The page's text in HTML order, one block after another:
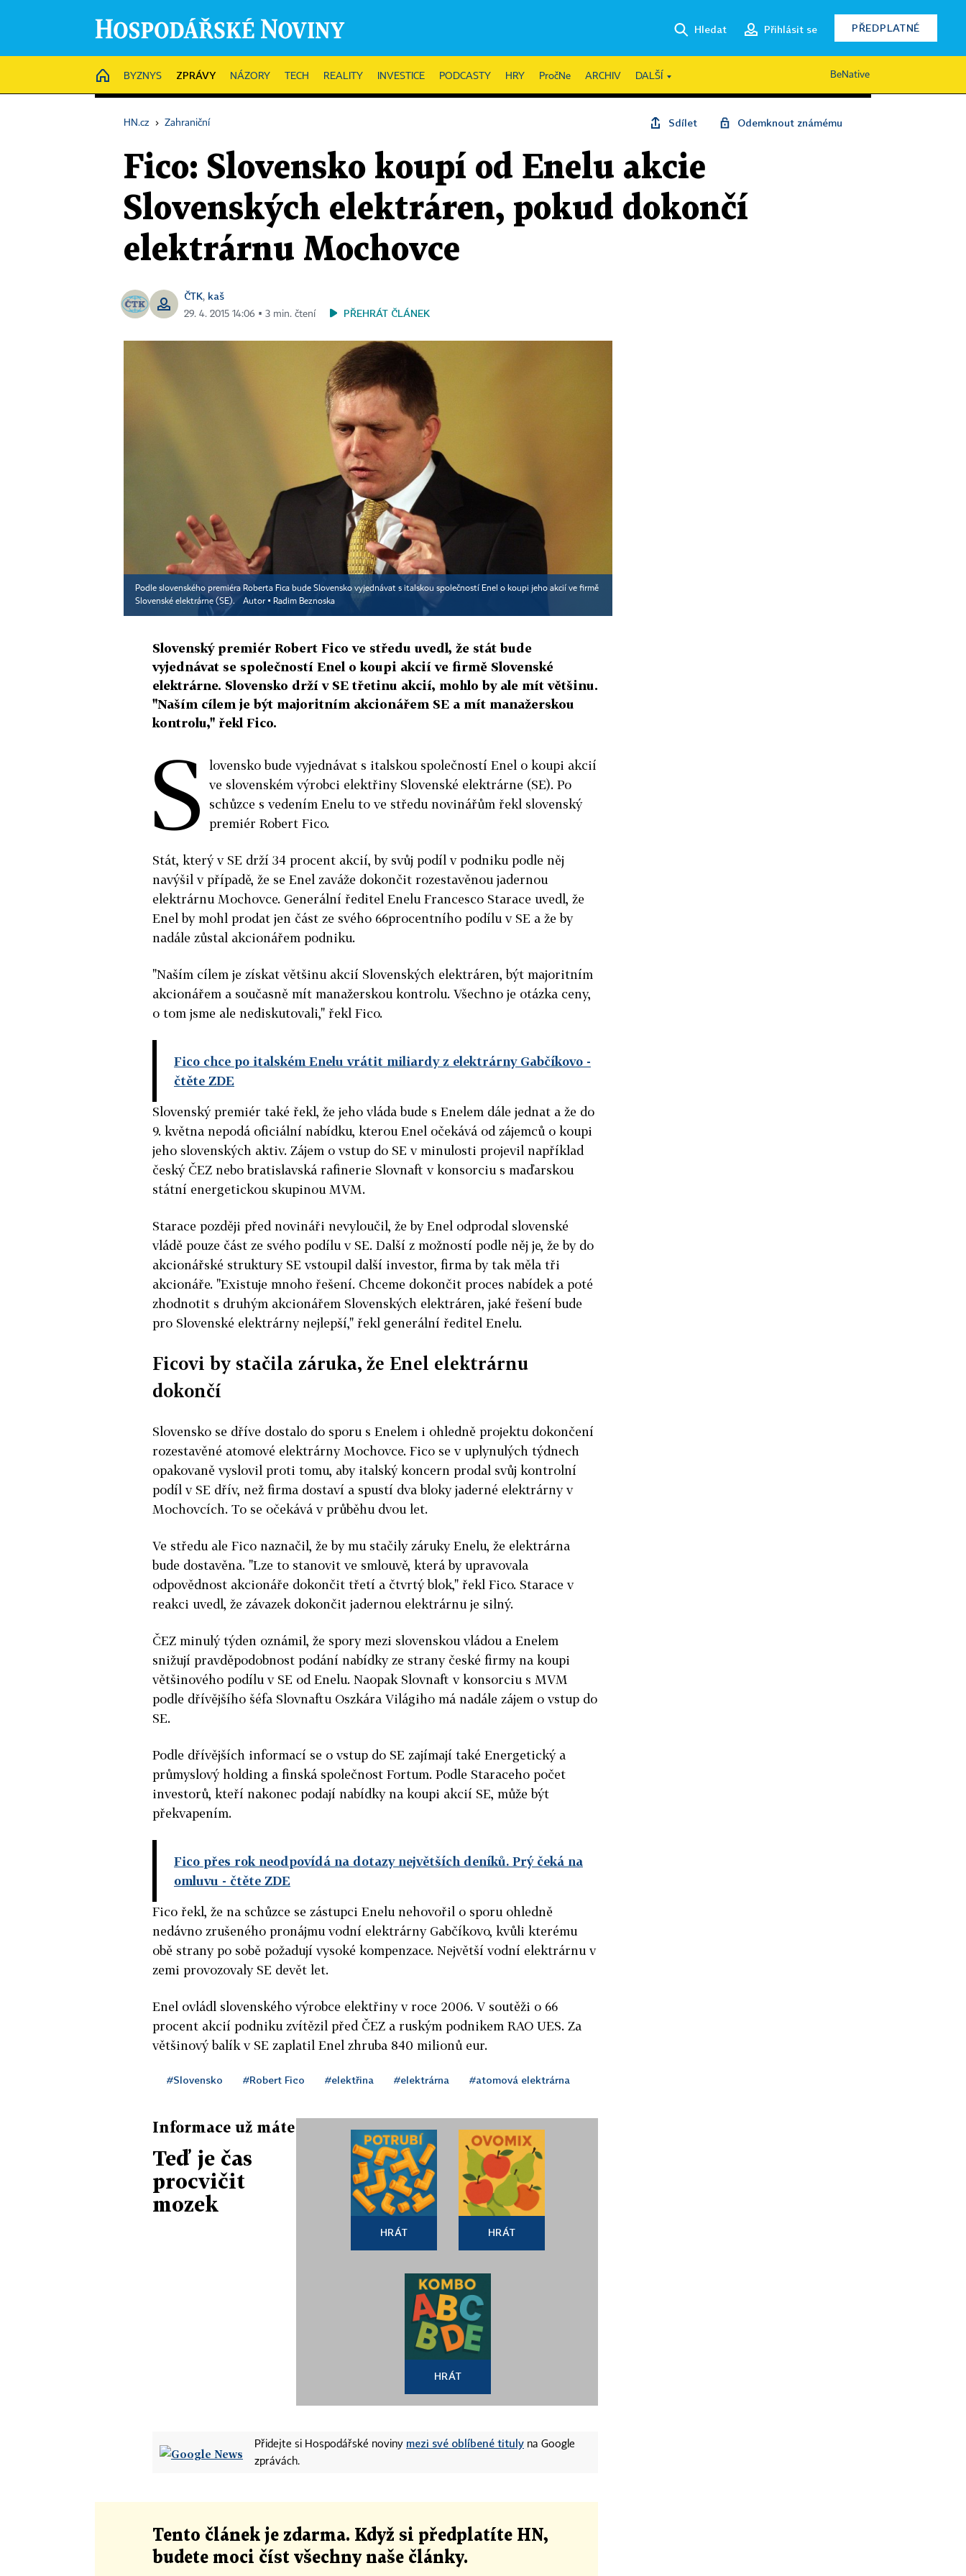
Hledat Přihlásit se PŘEDPLATNÉ
HOME
BYZNYS ZPRÁVY NÁZORY TECH REALITY INVESTICE PODCASTY HRY PročNe ARCHIV DALŠÍ BeNative
HN.cz › Zahraniční Sdílet Odemknout známému
Fico: Slovensko koupí od Enelu akcie
Slovenských elektráren, pokud dokončí
elektrárnu Mochovce
ČTK, kaš
29. 4. 2015 14:06 ▪ 3 min. čtení PŘEHRÁT ČLÁNEK
Podle slovenského premiéra Roberta Fica bude Slovensko vyjednávat s italskou společností Enel o koupi jeho akcií ve firmě
Slovenské elektrárne (SE).
Autor ▪ Radim Beznoska
Slovenský premiér Robert Fico ve středu uvedl, že stát bude
vyjednávat se společností Enel o koupi akcií ve firmě Slovenské
elektrárne. Slovensko drží v SE třetinu akcií, mohlo by ale mít většinu.
"Naším cílem je být majoritním akcionářem SE a mít manažerskou
kontrolu," řekl Fico.
S
lovensko bude vyjednávat s italskou společností Enel o koupi akcií
ve slovenském výrobci elektřiny Slovenské elektrárne (SE). Po
schůzce s vedením Enelu to ve středu novinářům řekl slovenský
premiér Robert Fico.
Stát, který v SE drží 34 procent akcií, by svůj podíl v podniku podle něj
navýšil v případě, že se Enel zaváže dokončit rozestavěnou jadernou
elektrárnu Mochovce. Generální ředitel Enelu Francesco Starace uvedl, že
Enel by mohl prodat jen část ze svého 66procentního podílu v SE a že by
nadále zůstal akcionářem podniku.
"Naším cílem je získat většinu akcií Slovenských elektráren, být majoritním
akcionářem a současně mít manažerskou kontrolu. Všechno je otázka ceny,
o tom jsme ale nediskutovali," řekl Fico.
Fico chce po italském Enelu vrátit miliardy z elektrárny Gabčíkovo -
čtěte ZDE
Slovenský premiér také řekl, že jeho vláda bude s Enelem dále jednat a že do
9. května nepodá oficiální nabídku, kterou Enel očekává od zájemců o koupi
jeho slovenských aktiv. Zájem o vstup do SE v minulosti projevil například
český ČEZ nebo bratislavská rafinerie Slovnaft v konsorciu s maďarskou
státní energetickou skupinou MVM.
Starace později před novináři nevyloučil, že by Enel odprodal slovenské
vládě pouze část ze svého podílu v SE. Další z možností podle něj je, že by do
akcionářské struktury SE vstoupil další investor, firma by tak měla tři
akcionáře. "Existuje mnoho řešení. Chceme dokončit proces nabídek a poté
zhodnotit s druhým akcionářem Slovenských elektráren, jaké řešení bude
pro Slovenské elektrárny nejlepší," řekl generální ředitel Enelu.
Ficovi by stačila záruka, že Enel elektrárnu
dokončí
Slovensko se dříve dostalo do sporu s Enelem i ohledně projektu dokončení
rozestavěné atomové elektrárny Mochovce. Fico se v uplynulých týdnech
opakovaně vyslovil proti tomu, aby italský koncern prodal svůj kontrolní
podíl v SE dřív, než firma dostaví a spustí dva bloky jaderné elektrárny v
Mochovcích. To se očekává v průběhu dvou let.
Ve středu ale Fico naznačil, že by mu stačily záruky Enelu, že elektrárna
bude dostavěna. "Lze to stanovit ve smlouvě, která by upravovala
odpovědnost akcionáře dokončit třetí a čtvrtý blok," řekl Fico. Starace v
reakci uvedl, že závazek dokončit jadernou elektrárnu je silný.
ČEZ minulý týden oznámil, že spory mezi slovenskou vládou a Enelem
snižují pravděpodobnost podání nabídky ze strany české firmy na koupi
většinového podílu v SE od Enelu. Naopak Slovnaft v konsorciu s MVM
podle dřívějšího šéfa Slovnaftu Oszkára Világiho má nadále zájem o vstup do
SE.
Podle dřívějších informací se o vstup do SE zajímají také Energetický a
průmyslový holding a finská společnost Fortum. Podle Staraceho počet
investorů, kteří nakonec podají nabídky na koupi akcií SE, může být
překvapením.
Fico přes rok neodpovídá na dotazy největších deníků. Prý čeká na
omluvu - čtěte ZDE
Fico řekl, že na schůzce se zástupci Enelu nehovořil o sporu ohledně
nedávno zrušeného pronájmu vodní elektrárny Gabčíkovo, kvůli kterému
obě strany po sobě požadují vysoké kompenzace. Největší vodní elektrárnu v
zemi provozovaly SE devět let.
Enel ovládl slovenského výrobce elektřiny v roce 2006. V soutěži o 66
procent akcií podniku zvítězil před ČEZ a ruským podnikem RAO UES. Za
většinový balík v SE zaplatil Enel zhruba 840 milionů eur.
#Slovensko #Robert Fico #elektřina #elektrárna #atomová elektrárna
Informace už máte
Teď je čas
procvičit
mozek
HRÁT HRÁT
HRÁT
Přidejte si Hospodářské noviny mezi své oblíbené tituly na Google
zprávách.
Tento článek je zdarma. Když si předplatíte HN,
budete moci číst všechny naše články.